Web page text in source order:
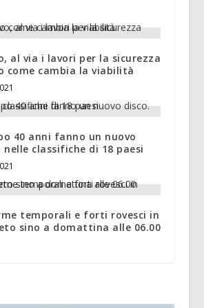
al via i lavori per la sicurezza
come cambia la viabilità
40 anni fanno un nuovo
nelle classifiche di 18 paesi
temporali e forti rovesci in
sino a domattina alle 06.00